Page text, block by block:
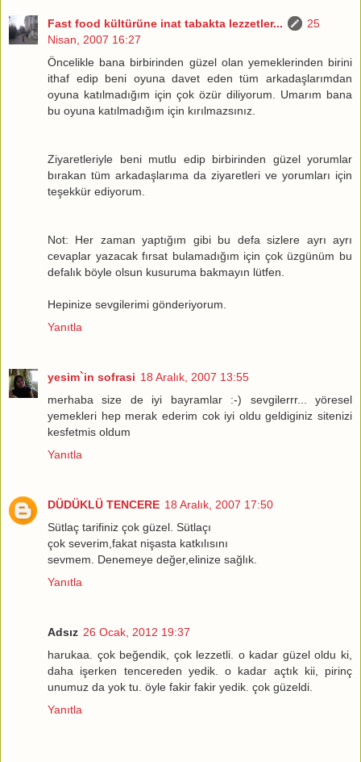
Fast food kültürüne inat tabakta lezzetler...
25
Nisan, 2007 16:27
Öncelikle bana birbirinden güzel olan yemeklerinden birini
ithaf edip beni oyuna davet eden tüm arkadaşlarımdan
oyuna katılmadığım için çok özür diliyorum. Umarım bana
bu oyuna katılmadığım için kırılmazsınız.
Ziyaretleriyle beni mutlu edip birbirinden güzel yorumlar
bırakan tüm arkadaşlarıma da ziyaretleri ve yorumları için
teşekkür ediyorum.
Not: Her zaman yaptığım gibi bu defa sizlere ayrı ayrı
cevaplar yazacak fırsat bulamadığım için çok üzgünüm bu
defalık böyle olsun kusuruma bakmayın lütfen.
Hepinize sevgilerimi gönderiyorum.
Yanıtla
yesim`in sofrasi 18 Aralık, 2007 13:55
merhaba size de iyi bayramlar :-) sevgilerrr... yöresel
yemekleri hep merak ederim cok iyi oldu geldiginiz sitenizi
kesfetmis oldum
Yanıtla
DÜDÜKLÜ TENCERE 18 Aralık, 2007 17:50
Sütlaç tarifiniz çok güzel. Sütlaçı
çok severim,fakat nişasta katkılısını
sevmem. Denemeye değer,elinize sağlık.
Yanıtla
Adsız 26 Ocak, 2012 19:37
harukaa. çok beğendik, çok lezzetli. o kadar güzel oldu ki,
daha işerken tencereden yedik. o kadar açtık kii, pirinç
unumuz da yok tu. öyle fakir fakir yedik. çok güzeldi.
Yanıtla